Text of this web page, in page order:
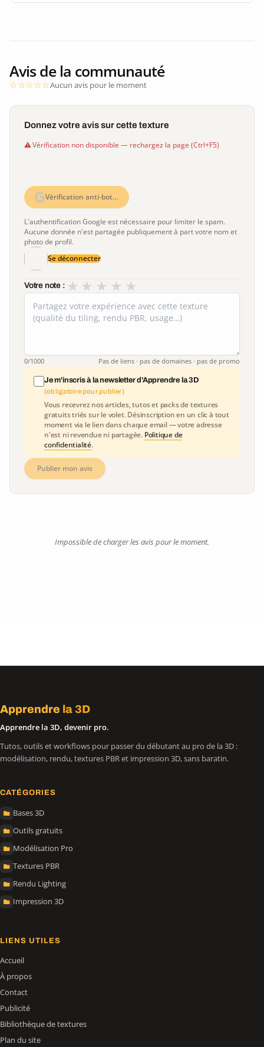
Avis de la communauté
Aucun avis pour le moment
Donnez votre avis sur cette texture
Vérification non disponible — rechargez la page (Ctrl+F5)
Vérification anti-bot…
L'authentification Google est nécessaire pour limiter le spam.
Aucune donnée n'est partagée publiquement à part votre nom et
photo de profil.
Se déconnecter
Votre note : ★
★
★
★
★
0/1000 Pas de liens · pas de domaines · pas de promo
Je m'inscris à la newsletter d'Apprendre la 3D
(obligatoire pour publier)
Vous recevrez nos articles, tutos et packs de textures
gratuits triés sur le volet. Désinscription en un clic à tout
moment via le lien dans chaque email — votre adresse
n'est ni revendue ni partagée. Politique de
confidentialité.
Publier mon avis
Impossible de charger les avis pour le moment.
Apprendre la 3D
Apprendre la 3D, devenir pro.
Tutos, outils et workflows pour passer du débutant au pro de la 3D :
modélisation, rendu, textures PBR et impression 3D, sans baratin.
CATÉGORIES
Bases 3D
Outils gratuits
Modélisation Pro
Textures PBR
Rendu Lighting
Impression 3D
LIENS UTILES
Accueil
À propos
Contact
Publicité
Bibliothèque de textures
Plan du site